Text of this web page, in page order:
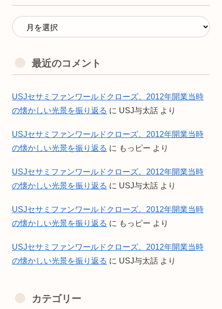
最近のコメント
USJセサミファンワールドクローズ。2012年開業当時
の懐かしい光景を振り返る に USJ与太話 より
USJセサミファンワールドクローズ。2012年開業当時
の懐かしい光景を振り返る に もっピー より
USJセサミファンワールドクローズ。2012年開業当時
の懐かしい光景を振り返る に USJ与太話 より
USJセサミファンワールドクローズ。2012年開業当時
の懐かしい光景を振り返る に もっピー より
USJセサミファンワールドクローズ。2012年開業当時
の懐かしい光景を振り返る に USJ与太話 より
カテゴリー